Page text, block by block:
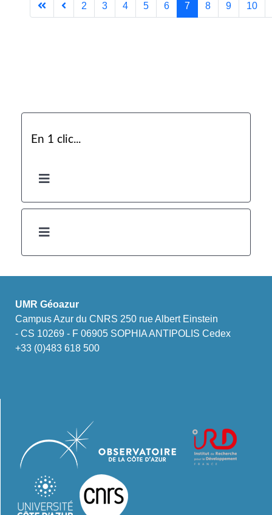
2 3 4 5 6 7 8 9 10
En 1 clic...
UMR Géoazur
Campus Azur du CNRS 250 rue Albert Einstein
- CS 10269 - F 06905 SOPHIA ANTIPOLIS Cedex
+33 (0)483 618 500